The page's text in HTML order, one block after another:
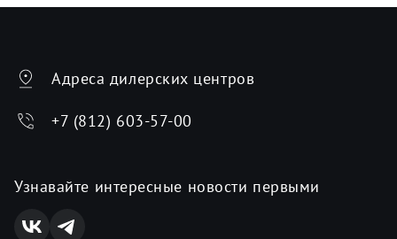
Адреса дилерских центров
+7 (812) 603-57-00
Узнавайте интересные новости первыми